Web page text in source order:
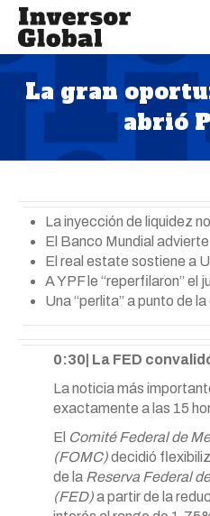
La gran
abrió
La inyección de liquidez
El Banco Mundial advierte
El real estate sostiene a
A YPF le “reperfilaron” el
Una “perlita” a punto de
0:30| La FED
La noticia más
exactamente a las 15
El Comité Federal de
(FOMC)decidió
de la Reserva Federal
(FED)a partir de la